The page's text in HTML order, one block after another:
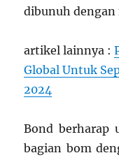
dibunuh dengan
artikel lainnya :
Global Untuk
2024
Bond berharap
bagian bom